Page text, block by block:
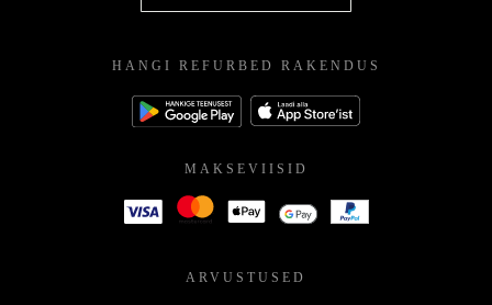
HANGI REFURBED RAKENDUS
MAKSEVIISID
ARVUSTUSED